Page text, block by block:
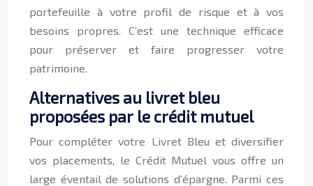
portefeuille à votre profil de risque et à vos
besoins propres. C’est une technique efficace
pour préserver et faire progresser votre
patrimoine.
Alternatives au livret bleu
proposées par le crédit mutuel
Pour compléter votre Livret Bleu et diversifier
vos placements, le Crédit Mutuel vous offre un
large éventail de solutions d’épargne. Parmi ces